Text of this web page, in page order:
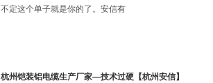
不定这个单子就是你的了。安信有
杭州铠装铝电缆生产厂家—技术过硬【杭州安信】